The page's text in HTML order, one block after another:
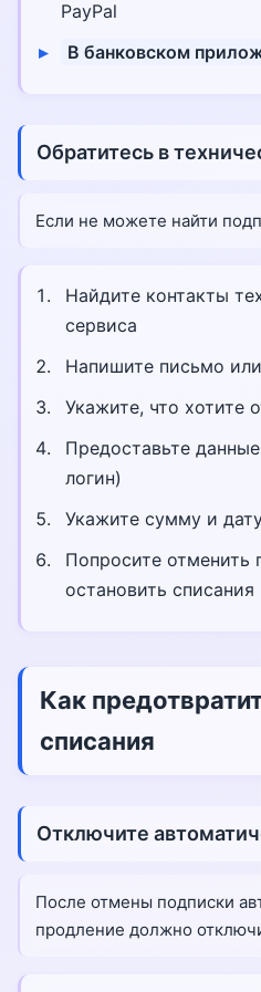
PayPal
В банковском
Обратитесь в
Если не можете найти
Найдите контакты
сервиса
Напишите письмо
Укажите, что хотите
Предоставьте
логин)
Укажите сумму и
Попросите отменить
остановить списания
Как
списания
Отключите
После отмены подписки
продление должно